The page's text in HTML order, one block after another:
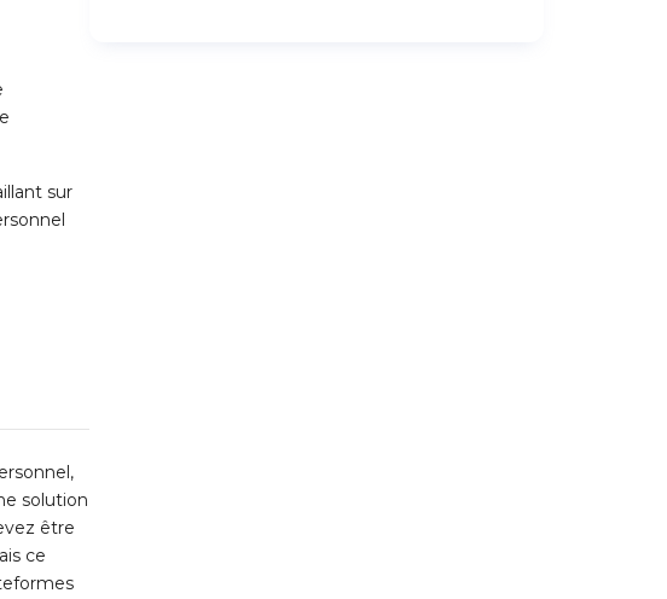
sur
solution
être
ce